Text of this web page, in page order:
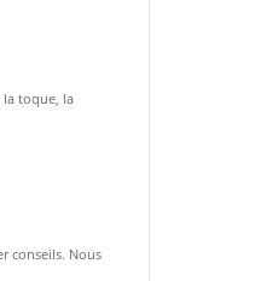
la toque, la
conseils. Nous